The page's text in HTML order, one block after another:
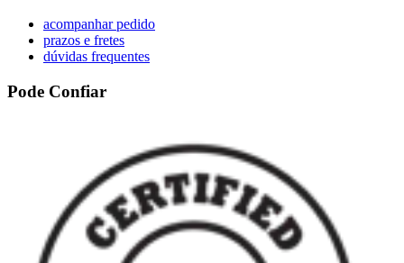
acompanhar pedido
prazos e fretes
dúvidas frequentes
Pode Confiar